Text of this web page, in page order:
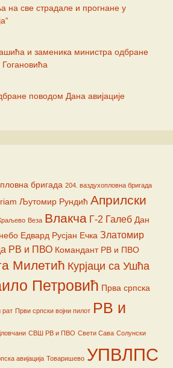
на све страдале и прогнане у
и заменика министра одбране
поводом Дана авијације
бригада 204. ваздухопловна бригада
Љутомир Рундић Априлски
Веза Влакча Г-2 Галеб Дан
Едвард Русјан Ечка Златомир
РВ и ПВО Командант РВ и ПВО
Милетић Курјаци са Ушћа
Петровић Прва српска
рат Први српски војни пилот РВ и
СВШ РВ и ПВО Свети Сава Солунски
авијација Товаришево УПВЛПС